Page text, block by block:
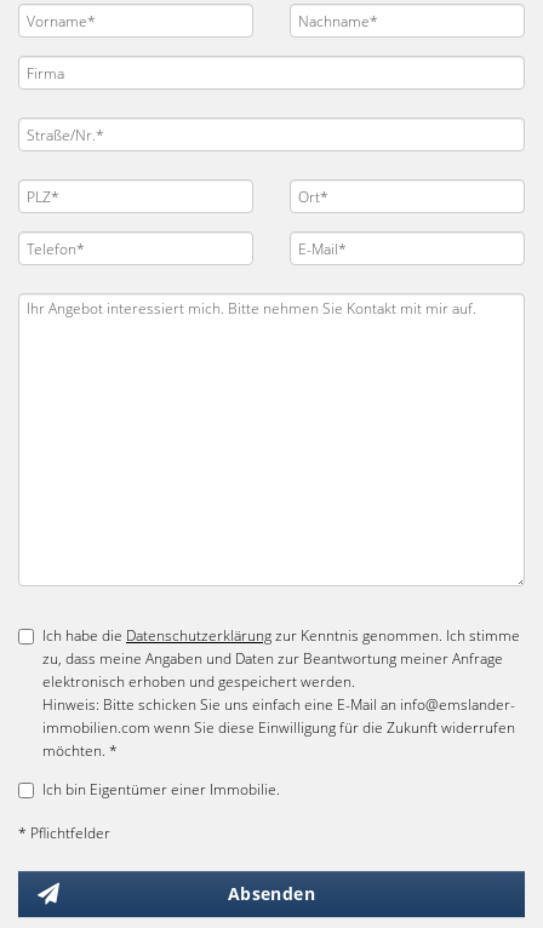
Ich habe die Datenschutzerklärungzur Kenntnis genommen. Ich stimme
zu, dass meine Angaben und Daten zur Beantwortung meiner Anfrage
elektronisch erhoben und gespeichert werden.
Hinweis: Bitte schicken Sie uns einfach eine E-Mail an info@emslander-
immobilien.com wenn Sie diese Einwilligung für die Zukunft widerrufen
möchten. *
Ich bin Eigentümer einer Immobilie.
* Pflichtfelder
Absenden